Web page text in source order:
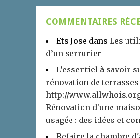
COMMENTAIRES
Ets Jose dans Les
d’un serrurier
L’essentiel à savoir
rénovation de terrasses
http://
Rénovation d’une
usagée : des idées et